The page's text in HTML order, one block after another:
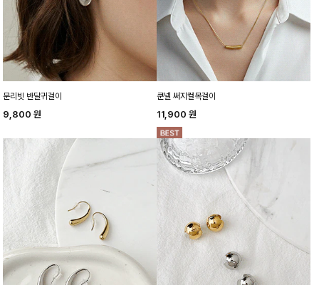
문리빗 반달귀걸이
9,800 원
쿤넬 써지컬목걸이
11,900 원